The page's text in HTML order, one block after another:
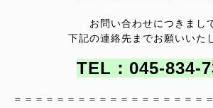
お問い合わせにつきまし
下記の連絡先までお願いいた
TEL：045‐834-
＝＝＝＝＝＝＝＝＝＝＝＝＝＝＝＝＝＝